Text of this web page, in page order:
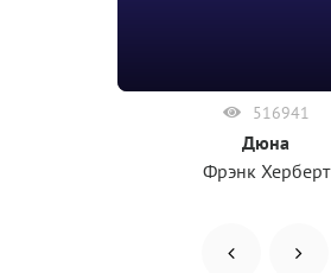
516941
Дюна
Фрэнк Херберт